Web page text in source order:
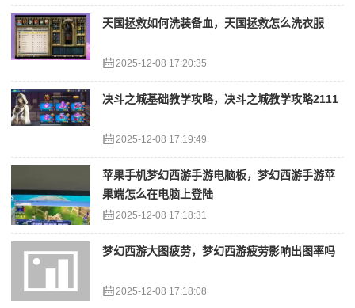
天国拯救如何洗装备血，天国拯救怎么洗衣服
2025-12-08 17:20:35
决斗之城基础教学攻略，决斗之城教学攻略2111
2025-12-08 17:19:49
苹果手机梦幻西游手游电脑板，梦幻西游手游苹
果端怎么在电脑上登陆
2025-12-08 17:18:31
梦幻西游大图疲劳，梦幻西游疲劳影响出图率吗
2025-12-08 17:18:08